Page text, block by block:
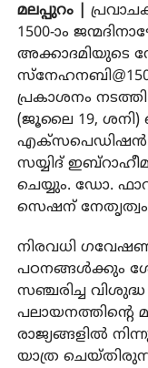
മലപ്പുറം |
1500-ാം
അക്കാദമിയുടെ
പ്രകാശനം
(ജൂലൈ 19, ശനി)
എക്‌സപെഡിഷന്‍
സയ്യിദ്
ചെയ്യും. ഡോ.
സെഷന്
നിരവധി
പഠനങ്ങള്‍ക്കും
സഞ്ചരിച്ച
രാജ്യങ്ങളില്‍
യാത്ര